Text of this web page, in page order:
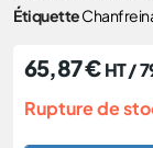
Étiquette
65,87€ HT /
Rupture de